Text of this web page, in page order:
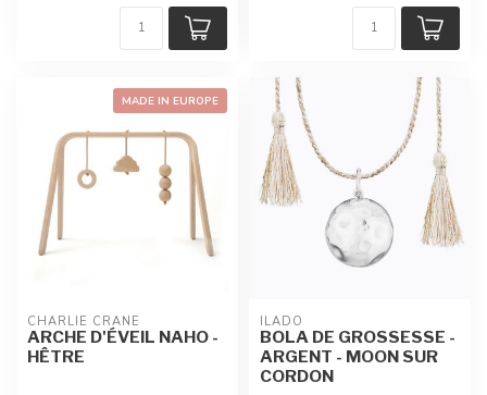
MADE IN EUROPE
CHARLIE CRANE
ARCHE D'ÉVEIL NAHO -
HÊTRE
ILADO
BOLA DE GROSSESSE -
ARGENT - MOON SUR
CORDON